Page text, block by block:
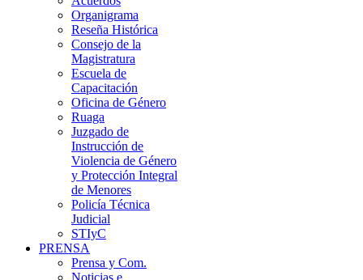
Organigrama
Reseña Histórica
Consejo de la
Magistratura
Escuela de
Capacitación
Oficina de Género
Ruaga
Juzgado de
Instrucción de
Violencia de Género
y Protección Integral
de Menores
Policía Técnica
Judicial
STIyC
PRENSA
Prensa y Com.
Noticias e